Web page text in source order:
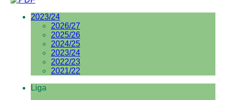
2023/24
2026/27
2025/26
2024/25
2023/24
2022/23
2021/22
Liga